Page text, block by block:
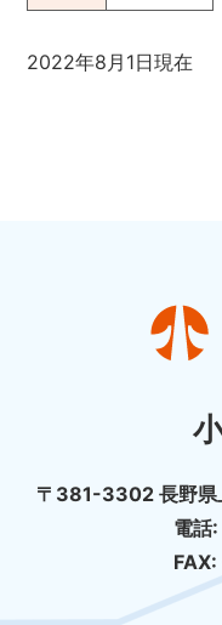
2022年8月1日現在
〒381-3302 長野県
電